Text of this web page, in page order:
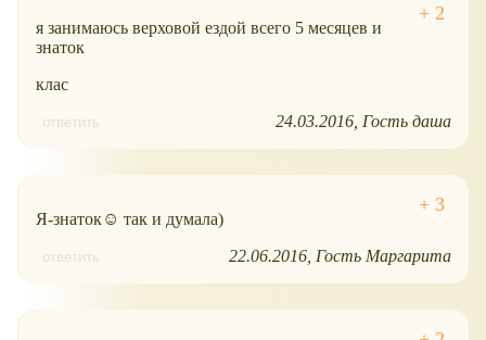
я занимаюсь верховой ездой всего 5 месяцев и
знаток
клас
ответить 24.03.2016 Гость даша
Я-знаток☺ так и думала)
ответить 22.06.2016 Гость Маргарита